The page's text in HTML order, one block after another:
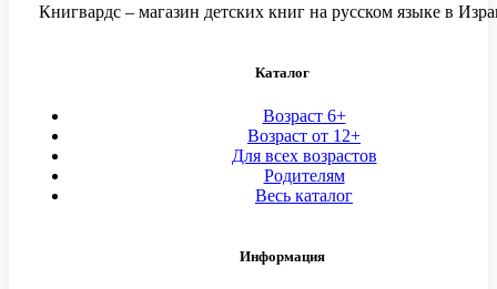
Книгвардс – магазин детских книг на русском языке в
Каталог
Возраст 6+
Возраст от 12+
Для всех возрастов
Родителям
Весь каталог
Информация